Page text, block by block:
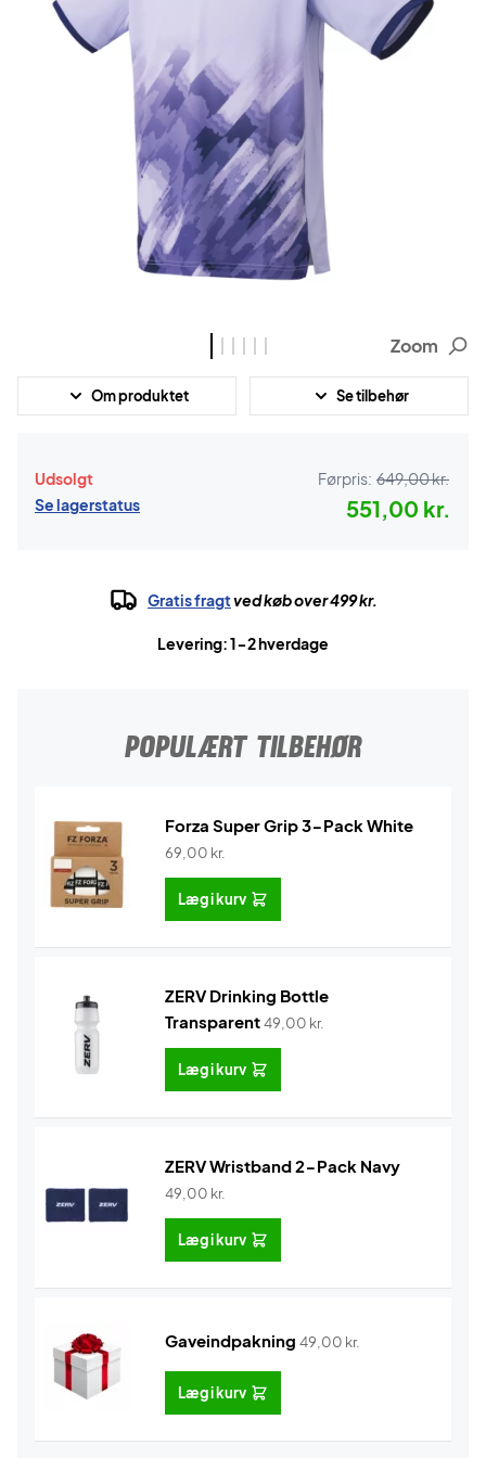
Zoom
Om produktet Se tilbehør
Udsolgt
Se lagerstatus
Førpris: 649,00 kr.
551,00 kr.
Gratis fragtved køb over 499 kr.
Levering: 1-2 hverdage
POPULÆRT TILBEHØR
Forza Super Grip 3-Pack White
69,00 kr.
Læg i kurv
ZERV Drinking Bottle
Transparent49,00 kr.
Læg i kurv
ZERV Wristband 2-Pack Navy
49,00 kr.
Læg i kurv
Gaveindpakning 49,00 kr.
Læg i kurv